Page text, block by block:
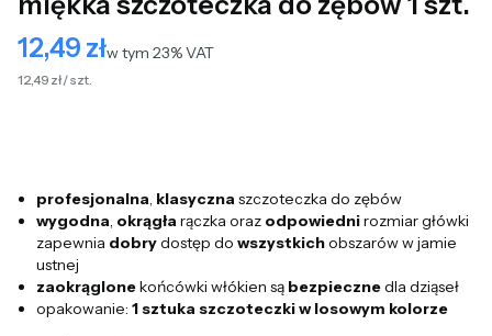
Cena
12,49 złw tym 23% VAT
w tym 23%VAT
12,49 zł / szt.
profesjonalna, klasycznaszczoteczka do zębów
wygodna, okrągłarączka oraz odpowiednirozmiar główki
zapewnia dobrydostęp do wszystkichobszarów w jamie
ustnej
zaokrąglonekońcówki włókien są bezpiecznedla dziąseł
opakowanie: 1 sztuka szczoteczki w losowym kolorze